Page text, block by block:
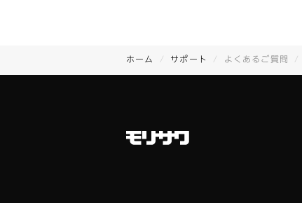
ホーム サポート よくあるご質問